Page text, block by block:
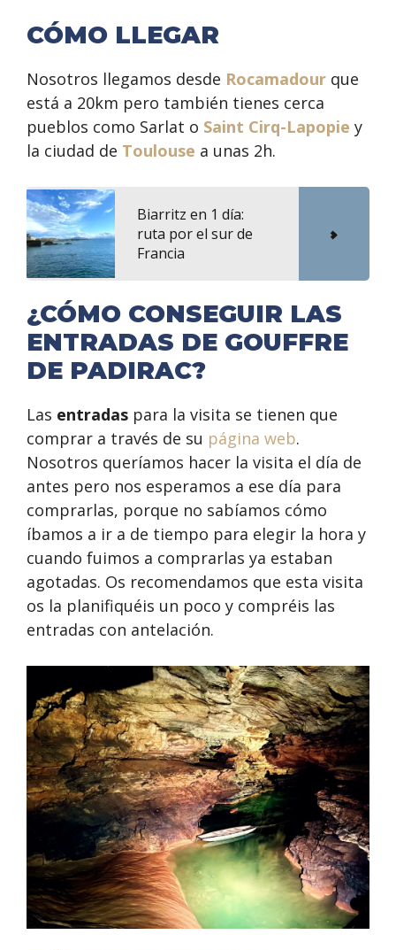
CÓMO LLEGAR
Nosotros llegamos desde Rocamadour que
está a 20km pero también tienes cerca
pueblos como Sarlat o Saint Cirq-Lapopie y
la ciudad de Toulouse a unas 2h.
Biarritz en 1 día:
ruta por el sur de
Francia
¿CÓMO CONSEGUIR LAS
ENTRADAS DE GOUFFRE
DE PADIRAC?
Las entradas para la visita se tienen que
comprar a través de su página web.
Nosotros queríamos hacer la visita el día de
antes pero nos esperamos a ese día para
comprarlas, porque no sabíamos cómo
íbamos a ir a de tiempo para elegir la hora y
cuando fuimos a comprarlas ya estaban
agotadas. Os recomendamos que esta visita
os la planifiquéis un poco y compréis las
entradas con antelación.